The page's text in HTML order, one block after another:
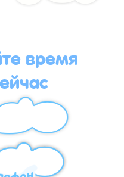
время